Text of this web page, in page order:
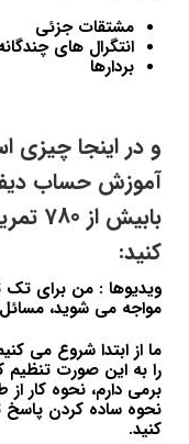
مشتقات جزئی
انتگرال های
بردارها
و در اینجا
آموزش حساب
کنید:
ویدیوها : من برای تک
مواجه می شوید،
ما از ابتدا شروع می
را به این صورت تنظیم
برمی دارم، نحوه کار
نحوه ساده کردن
کنید.